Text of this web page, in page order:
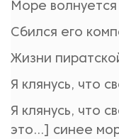
Море
Сбился его
Жизни
Я клянусь, что
Я клянусь, что
это...] синее